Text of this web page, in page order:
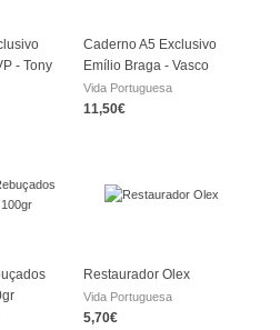
- Tony
Caderno A5 Exclusivo
Emílio Braga - Vasco
Vida Portuguesa
11,50€
Restaurador Olex
Vida Portuguesa
5,70€